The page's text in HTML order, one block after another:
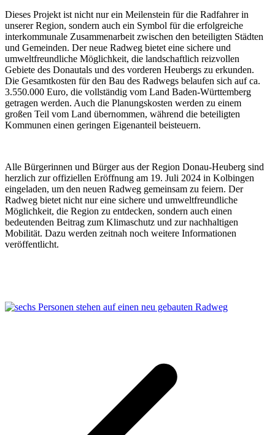
Dieses Projekt ist nicht nur ein Meilenstein für die Radfahrer in
unserer Region, sondern auch ein Symbol für die erfolgreiche
interkommunale Zusammenarbeit zwischen den beteiligten Städten
und Gemeinden. Der neue Radweg bietet eine sichere und
umweltfreundliche Möglichkeit, die landschaftlich reizvollen
Gebiete des Donautals und des vorderen Heubergs zu erkunden.
Die Gesamtkosten für den Bau des Radwegs belaufen sich auf ca.
3.550.000 Euro, die vollständig vom Land Baden-Württemberg
getragen werden. Auch die Planungskosten werden zu einem
großen Teil vom Land übernommen, während die beteiligten
Kommunen einen geringen Eigenanteil beisteuern.
Alle Bürgerinnen und Bürger aus der Region Donau-Heuberg sind
herzlich zur offiziellen Eröffnung am 19. Juli 2024 in Kolbingen
eingeladen, um den neuen Radweg gemeinsam zu feiern. Der
Radweg bietet nicht nur eine sichere und umweltfreundliche
Möglichkeit, die Region zu entdecken, sondern auch einen
bedeutenden Beitrag zum Klimaschutz und zur nachhaltigen
Mobilität. Dazu werden zeitnah noch weitere Informationen
veröffentlicht.